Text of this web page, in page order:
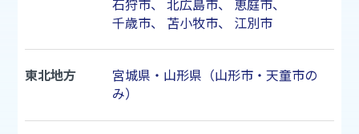
石狩市、 北広島市、 恵庭市、
千歳市、 苫小牧市、 江別市
東北地方
宮城県・山形県（山形市・天童市の
み）